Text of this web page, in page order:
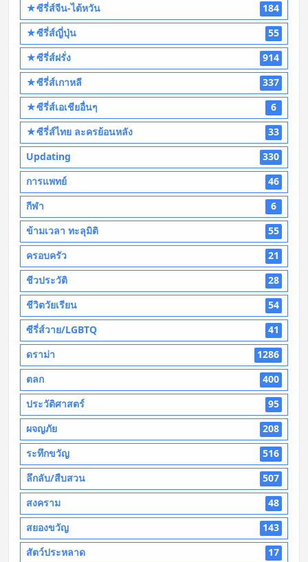
★ซีรี่ส์จีน-ไต้หวัน
184
★ซีรี่ส์ญี่ปุ่น
55
★ซีรี่ส์ฝรั่ง
914
★ซีรี่ส์เกาหลี
337
★ซีรี่ส์เอเชียอื่นๆ
6
★ซีรี่ส์ไทย ละครย้อนหลัง
33
Updating
330
การแพทย์
46
กีฬา
6
ข้ามเวลา ทะลุมิติ
55
ครอบครัว
21
ชีวประวัติ
28
ชีวิตวัยเรียน
54
ซีรี่ส์วาย/LGBTQ
41
ดราม่า
1286
ตลก
400
ประวัติศาสตร์
95
ผจญภัย
208
ระทึกขวัญ
516
ลึกลับ/สืบสวน
507
สงคราม
48
สยองขวัญ
143
สัตว์ประหลาด
17